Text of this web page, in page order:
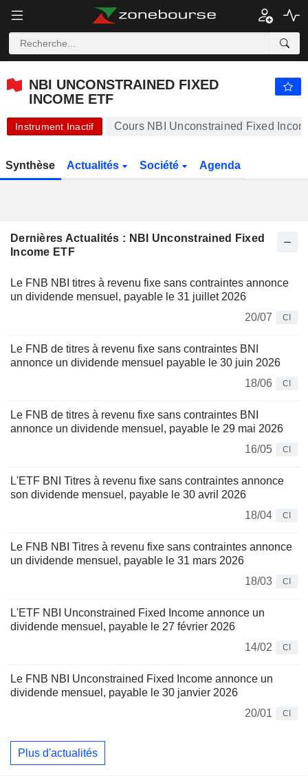
NBI UNCONSTRAINED FIXED
INCOME ETF
Instrument Inactif Cours NBI Unconstrained Fixed
Synthèse Actualités Société Agenda
Dernières Actualités : NBI Unconstrained Fixed
Income ETF
Le FNB NBI titres à revenu fixe sans contraintes annonce
un dividende mensuel, payable le 31 juillet 2026
20/07
CI
Le FNB de titres à revenu fixe sans contraintes BNI
annonce un dividende mensuel payable le 30 juin 2026
18/06
CI
Le FNB de titres à revenu fixe sans contraintes BNI
annonce un dividende mensuel, payable le 29 mai 2026
16/05
CI
L'ETF BNI Titres à revenu fixe sans contraintes annonce
son dividende mensuel, payable le 30 avril 2026
18/04
CI
Le FNB NBI Titres à revenu fixe sans contraintes annonce
un dividende mensuel, payable le 31 mars 2026
18/03
CI
L'ETF NBI Unconstrained Fixed Income annonce un
dividende mensuel, payable le 27 février 2026
14/02
CI
Le FNB NBI Unconstrained Fixed Income annonce un
dividende mensuel, payable le 30 janvier 2026
20/01
CI
Plus d'actualités